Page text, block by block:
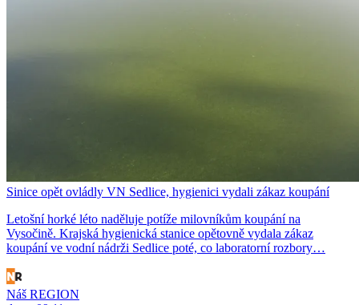
Sinice opět ovládly VN Sedlice, hygienici vydali zákaz koupání
Letošní horké léto naděluje potíže milovníkům koupání na
Vysočině. Krajská hygienická stanice opětovně vydala zákaz
koupání ve vodní nádrži Sedlice poté, co laboratorní rozbory…
Náš REGION